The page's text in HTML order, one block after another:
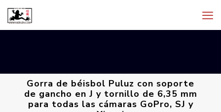
Gorra de béisbol Puluz con soporte
de gancho en J y tornillo de 6,35 mm
para todas las cámaras GoPro, SJ y